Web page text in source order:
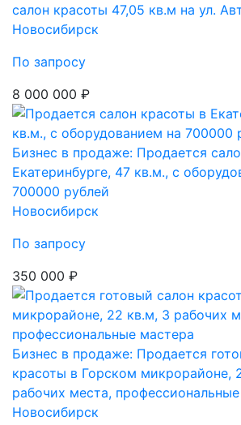
салон красоты 47,05 кв.м на ул.
Новосибирск
По запросу
8 000 000 ₽
Бизнес в продаже: Продается
Екатеринбурге, 47 кв.м., с
700000 рублей
Новосибирск
По запросу
350 000 ₽
Бизнес в продаже: Продается
красоты в Горском микрорайоне,
рабочих места,
Новосибирск